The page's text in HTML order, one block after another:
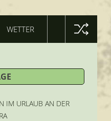
WETTER
IM URLAUB AN DER